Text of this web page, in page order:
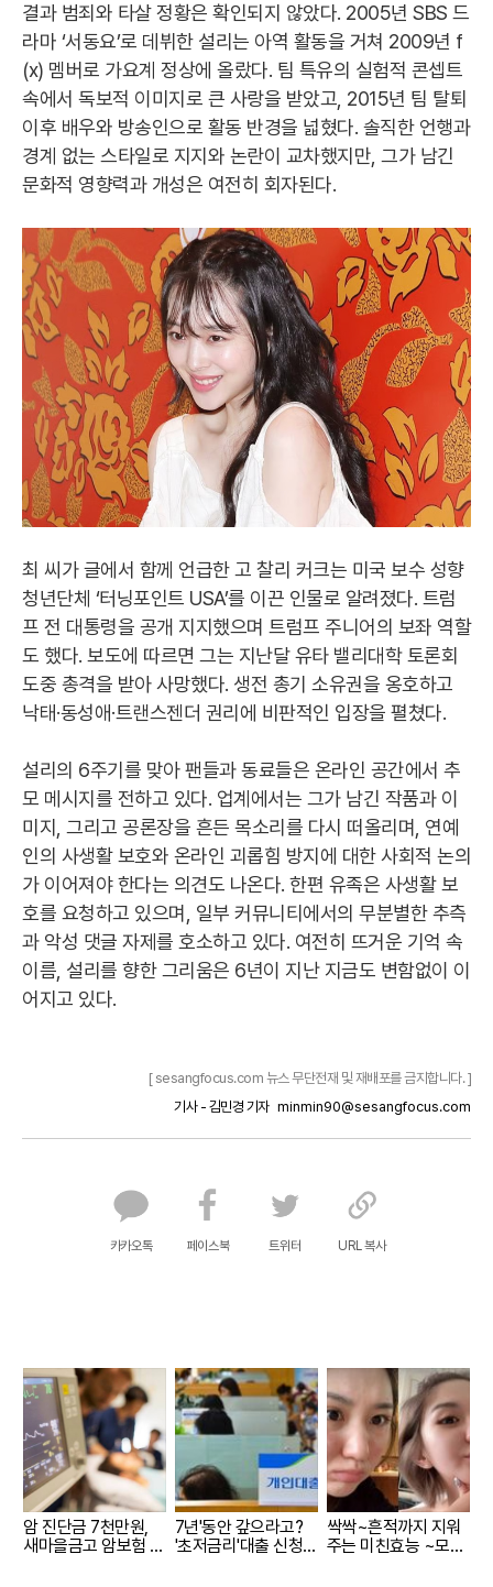
결과 범죄와 타살 정황은 확인되지 않았다. 2005년 SBS 드
라마 ‘서동요’로 데뷔한 설리는 아역 활동을 거쳐 2009년 f
(x) 멤버로 가요계 정상에 올랐다. 팀 특유의 실험적 콘셉트
속에서 독보적 이미지로 큰 사랑을 받았고, 2015년 팀 탈퇴
이후 배우와 방송인으로 활동 반경을 넓혔다. 솔직한 언행과
경계 없는 스타일로 지지와 논란이 교차했지만, 그가 남긴
문화적 영향력과 개성은 여전히 회자된다.
최 씨가 글에서 함께 언급한 고 찰리 커크는 미국 보수 성향
청년단체 ‘터닝포인트 USA’를 이끈 인물로 알려졌다. 트럼
프 전 대통령을 공개 지지했으며 트럼프 주니어의 보좌 역할
도 했다. 보도에 따르면 그는 지난달 유타 밸리대학 토론회
도중 총격을 받아 사망했다. 생전 총기 소유권을 옹호하고
낙태·동성애·트랜스젠더 권리에 비판적인 입장을 펼쳤다.
설리의 6주기를 맞아 팬들과 동료들은 온라인 공간에서 추
모 메시지를 전하고 있다. 업계에서는 그가 남긴 작품과 이
미지, 그리고 공론장을 흔든 목소리를 다시 떠올리며, 연예
인의 사생활 보호와 온라인 괴롭힘 방지에 대한 사회적 논의
가 이어져야 한다는 의견도 나온다. 한편 유족은 사생활 보
호를 요청하고 있으며, 일부 커뮤니티에서의 무분별한 추측
과 악성 댓글 자제를 호소하고 있다. 여전히 뜨거운 기억 속
이름, 설리를 향한 그리움은 6년이 지난 지금도 변함없이 이
어지고 있다.
[ sesangfocus.com 뉴스 무단전재 및 재배포를 금지합니다. ]
기사 - 김민경 기자 minmin90@sesangfocus.com
카카오톡 페이스북 트위터 URL 복사
암 진단금 7천만원,
새마을금고 암보험 출
7년'동안 갚으라고?
'초저금리'대출 신청자
싹싹~흔적까지 지워
주는 미친효능 ~모공